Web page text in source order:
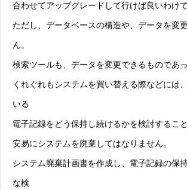
合わせてアップグレードして行けば良いわけで
ただし、データベースの構造や、データを変
ん。
検索ツールも、データを変更できるものであ
くれぐれもシステムを買い替える際などには
いる
電子記録をどう保持し続けるかを検討するこ
安易にシステムを廃棄してはなりません。
システム廃棄計画書を作成し、電子記録の保
な検